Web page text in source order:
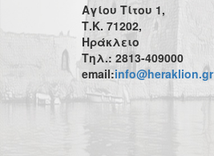
Αγίου Τίτου 1,
Τ.Κ. 71202,
Ηράκλειο
Τηλ.: 2813-409000
email:info@heraklion.gr